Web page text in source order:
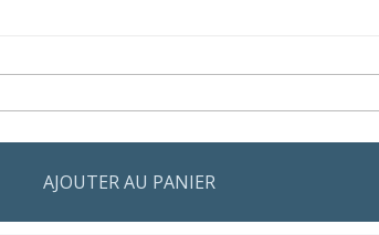
AJOUTER AU PANIER